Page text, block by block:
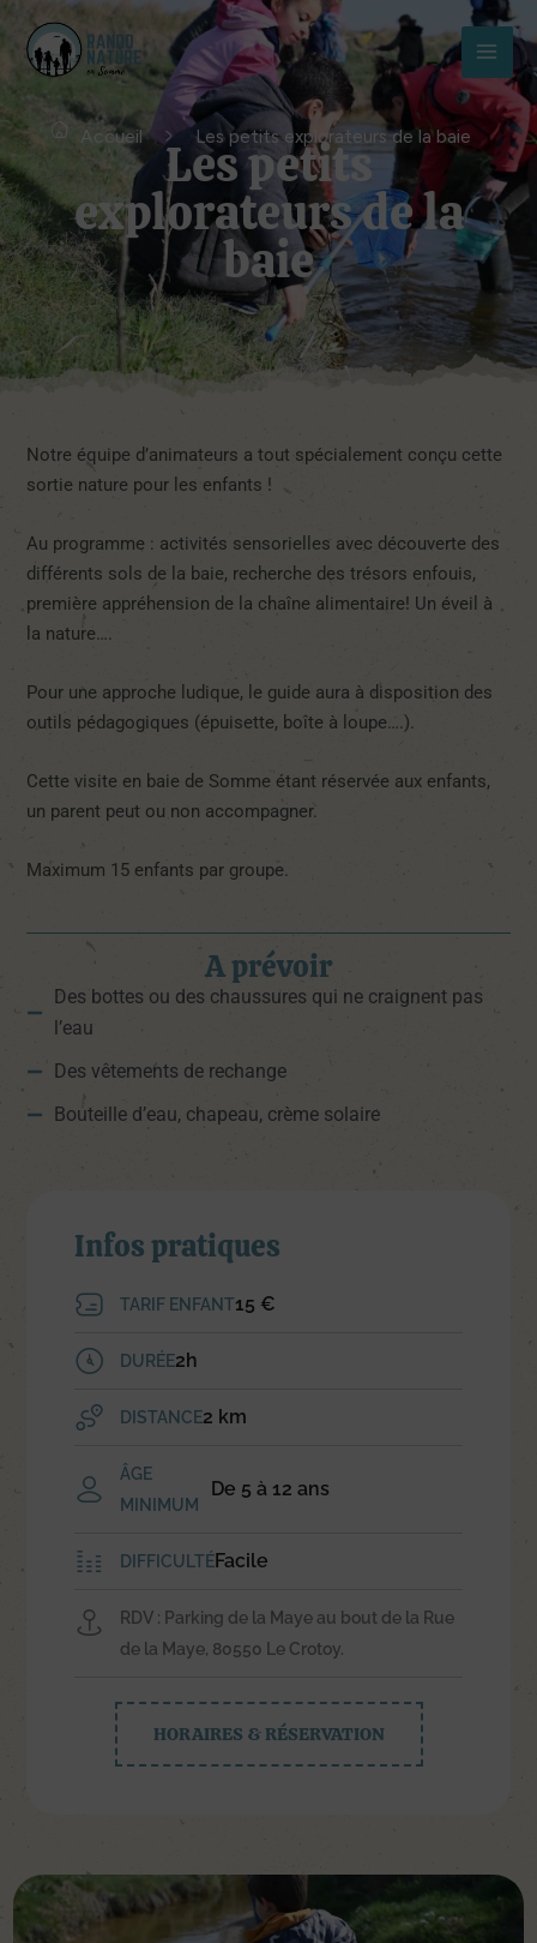
contenu
Accueil Les petits explorateurs de la baie
Les petits
explorateurs de la
baie
Notre équipe d’animateurs a tout spécialement conçu cette
sortie nature pour les enfants !
Au programme : activités sensorielles avec découverte des
différents sols de la baie, recherche des trésors enfouis,
première appréhension de la chaîne alimentaire! Un éveil à
la nature….
Pour une approche ludique, le guide aura à disposition des
outils pédagogiques (épuisette, boîte à loupe….).
Cette visite en baie de Somme étant réservée aux enfants,
un parent peut ou non accompagner.
Maximum 15 enfants par groupe.
A prévoir
Des bottes ou des chaussures qui ne craignent pas
l’eau
Des vêtements de rechange
Bouteille d’eau, chapeau, crème solaire
Infos pratiques
TARIF ENFANT15 €
DURÉE2h
DISTANCE2 km
ÂGE
MINIMUM
De 5 à 12 ans
DIFFICULTÉFacile
RDV : Parking de la Maye au bout de la Rue
de la Maye, 80550 Le Crotoy.
HORAIRES & RÉSERVATION